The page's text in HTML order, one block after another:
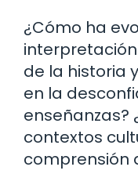
¿Cómo ha
de la historia
en la
enseñanzas?
contextos
comprensión